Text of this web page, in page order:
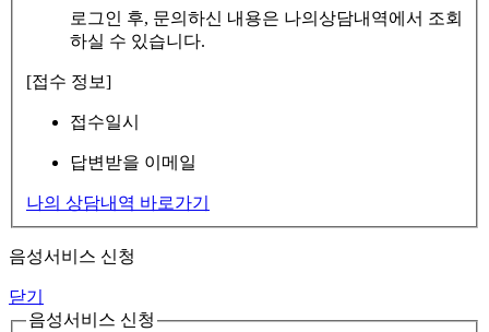
로그인 후, 문의하신 내용은 나의상담내역에서 조회
하실 수 있습니다.
[접수 정보]
접수일시
답변받을 이메일
나의 상담내역 바로가기
음성서비스 신청
닫기
음성서비스 신청